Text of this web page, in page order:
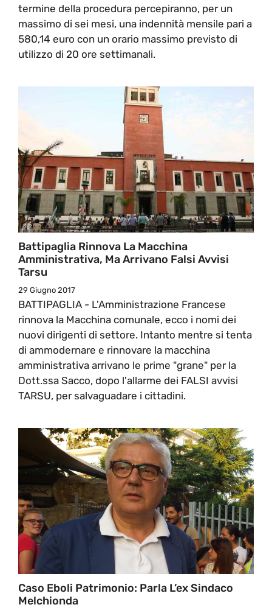
termine della procedura percepiranno, per un
massimo di sei mesi, una indennità mensile pari a
580,14 euro con un orario massimo previsto di
utilizzo di 20 ore settimanali.
Battipaglia Rinnova La Macchina
Amministrativa, Ma Arrivano Falsi Avvisi
Tarsu
29 Giugno 2017
BATTIPAGLIA - L'Amministrazione Francese
rinnova la Macchina comunale, ecco i nomi dei
nuovi dirigenti di settore. Intanto mentre si tenta
di ammodernare e rinnovare la macchina
amministrativa arrivano le prime "grane" per la
Dott.ssa Sacco, dopo l'allarme dei FALSI avvisi
TARSU, per salvaguadare i cittadini.
Caso Eboli Patrimonio: Parla L’ex Sindaco
Melchionda